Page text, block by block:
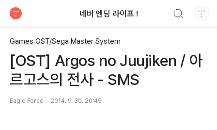
네버 엔딩 라이프 !
Games OST/Sega Master System
[OST] Argos no Juujiken / 아
르고스의 전사 - SMS
Eagle Force 2014. 9. 30. 20:45